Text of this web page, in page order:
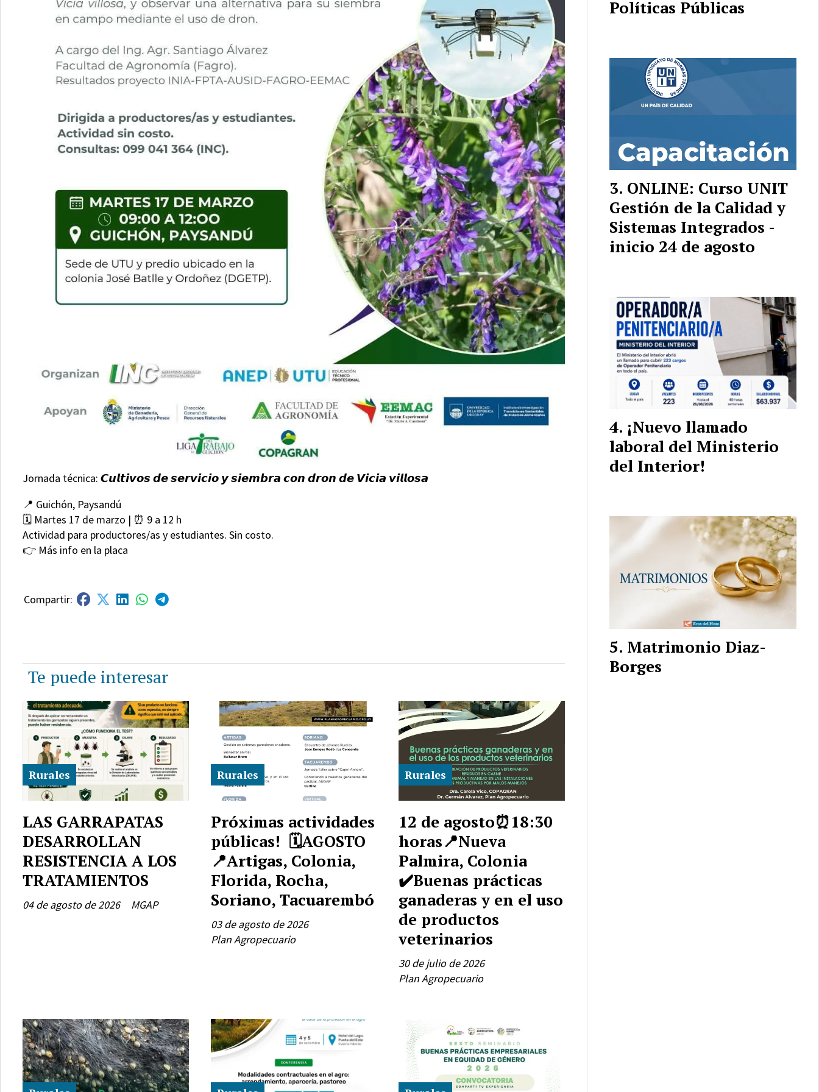
Jornada técnica: 𝘾𝙪𝙡𝙩𝙞𝙫𝙤𝙨 𝙙𝙚 𝙨𝙚𝙧𝙫𝙞𝙘𝙞𝙤 𝙮 𝙨𝙞𝙚𝙢𝙗𝙧𝙖 𝙘𝙤𝙣 𝙙𝙧𝙤𝙣 𝙙𝙚 𝙑𝙞𝙘𝙞𝙖 𝙫𝙞𝙡𝙡𝙤𝙨𝙖
📍 Guichón, Paysandú
🗓️ Martes 17 de marzo | ⏰ 9 a 12 h
Actividad para productores/as y estudiantes. Sin costo.
👉 Más info en la placa
Te puede interesar
LAS GARRAPATAS
DESARROLLAN
RESISTENCIA A LOS
TRATAMIENTOS
MGAP
Rurales
04 de agosto de 2026
Próximas actividades
públicas! 🗓️AGOSTO
📍Artigas, Colonia,
Florida, Rocha,
Soriano, Tacuarembó
Plan Agropecuario
Rurales
03 de agosto de 2026
12 de agosto⏰18:30
horas📍Nueva
Palmira, Colonia
✔️Buenas prácticas
ganaderas y en el uso
de productos
veterinarios
Plan Agropecuario
Rurales
30 de julio de 2026
Políticas Públicas
ONLINE: Curso UNIT
Gestión de la Calidad y
Sistemas Integrados -
inicio 24 de agosto
¡Nuevo llamado
laboral del Ministerio
del Interior!
Matrimonio Diaz-
Borges